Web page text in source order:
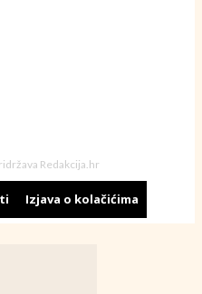
Redakcija.hr
Izjava o kolačićima